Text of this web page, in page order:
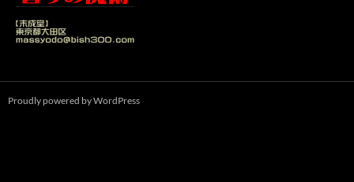
Proudly powered by WordPress